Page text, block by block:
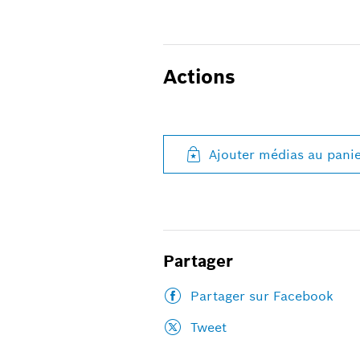
Actions
Ajouter médias au
Partager
Partager sur Facebook
Tweet